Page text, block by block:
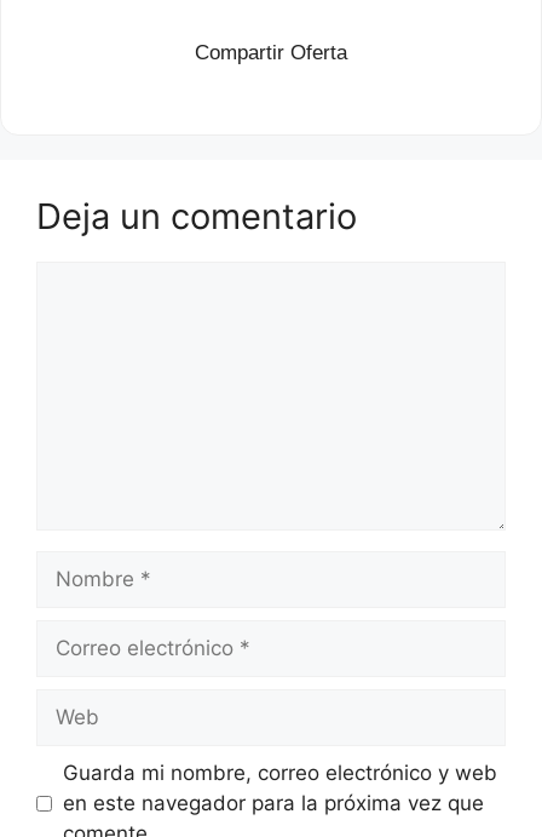
Compartir Oferta
Deja un comentario
Nombre
Correo
Web
Guarda mi nombre, correo electrónico y web
en este navegador para la próxima vez que